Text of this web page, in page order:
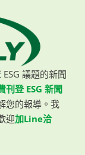
議題的新聞
刊登 ESG 新聞
您的報導。我
迎加Line洽